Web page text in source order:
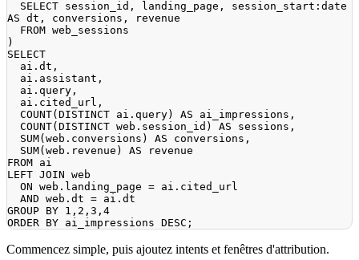
SELECT session_id , landing_page , session_start: date
AS dt , conversions ,
FROM
)
SELECT
  ai
. dt ,
  ai
. assistant ,
  ai
. query ,
  ai
. cited_url ,
COUNT( DISTINCT ai . query) AS ai_impressions ,
COUNT( DISTINCT web . session_id ) AS sessions ,
SUM( web . conversions ) AS conversions ,
SUM( web . revenue ) AS
FROM
LEFT JOIN
ON web . landing_page = ai .
AND web . dt = ai .
GROUP BY 1 , 2 , 3 , 4
ORDER BY ai_impressions DESC ;
Commencez simple, puis ajoutez intents et fenêtres d'attribution.